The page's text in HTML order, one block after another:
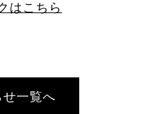
はこちら
せ一覧へ